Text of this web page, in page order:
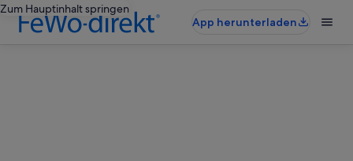
Zum Hauptinhalt springen
App herunterladen